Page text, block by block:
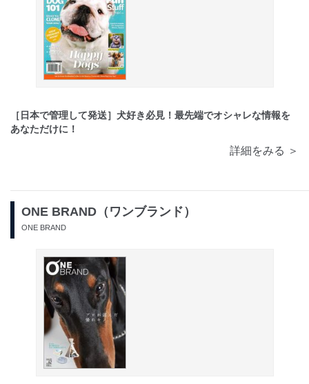
［日本で管理して発送］犬好き必見！最先端でオシャレな情報を
あなただけに！
詳細をみる ＞
ONE BRAND（ワンブランド）
ONE BRAND